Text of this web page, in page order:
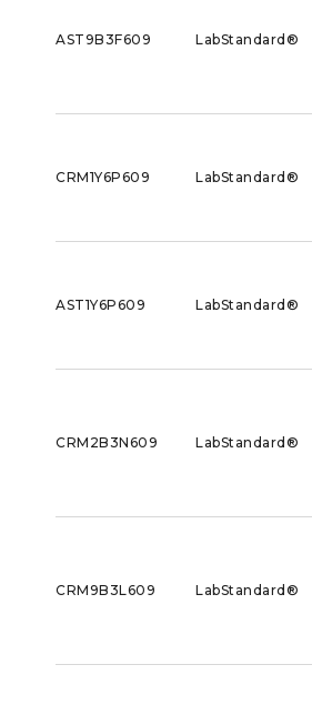
AST9B3F609 LabStandard®
CRM1Y6P609 LabStandard®
AST1Y6P609 LabStandard®
CRM2B3N609 LabStandard®
CRM9B3L609 LabStandard®